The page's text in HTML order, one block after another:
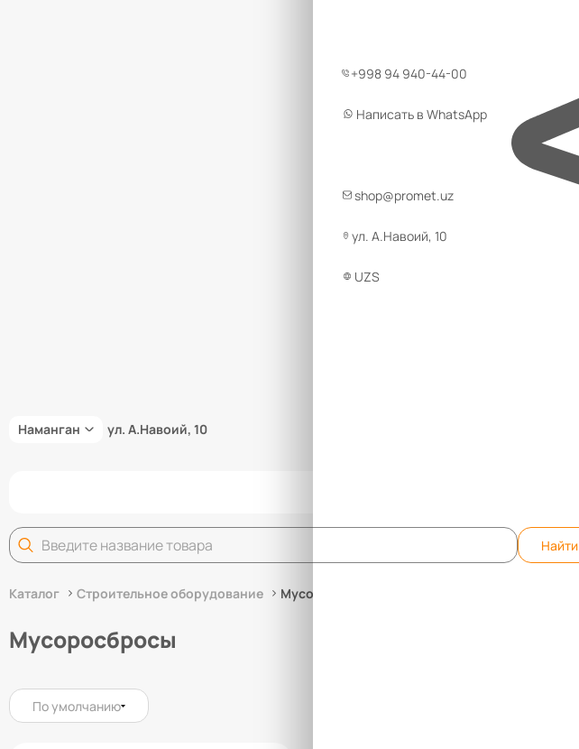
+998 94 940-44-00
Написать в WhatsApp
shop@promet.uz
ул. А.Навоий, 10
UZS
Наманган ул. А.Навоий, 10
Найти
Каталог Строительное оборудование Мусоросбросы
Мусоросбросы
По умолчанию